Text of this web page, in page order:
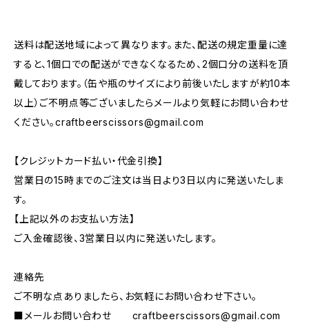
送料は配送地域によって異なります。また、配送の規定重量に達
すると、1個口での配送ができなくなるため、2個口分の送料を頂
戴しております。（缶や瓶のサイズにより前後いたしますが約10本
以上）ご不明点等ございましたらメールより気軽にお問い合わせ
ください。craftbeerscissors@gmail.com
【クレジットカード払い・代金引換】
営業日の15時までのご注文は当日より3日以内に発送いたしま
す。
【上記以外のお支払い方法】
ご入金確認後、3営業日以内に発送いたします。
連絡先
ご不明な点ありましたら、お気軽にお問い合わせ下さい。
■メールお問い合わせ craftbeerscissors@gmail.com